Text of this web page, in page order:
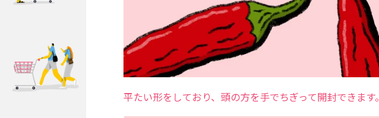
平たい形をしており、頭の方を手でちぎって開封できます。